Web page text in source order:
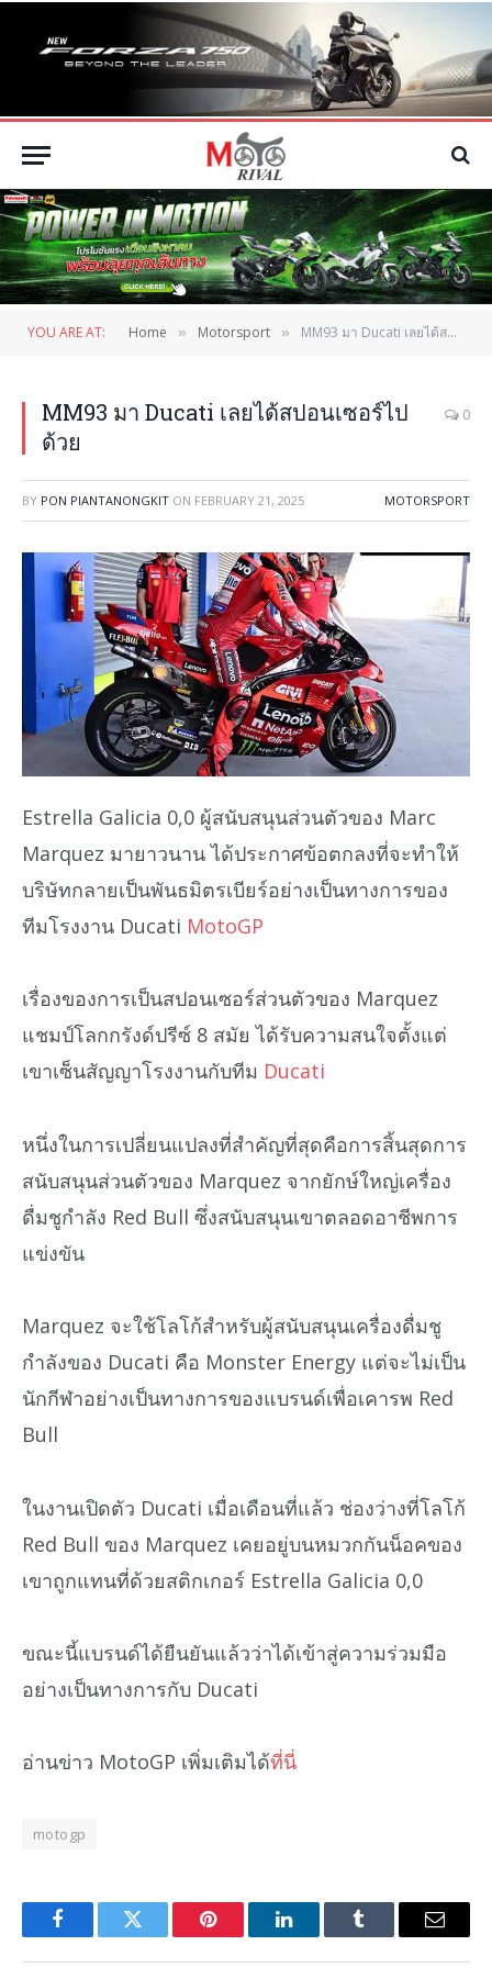
YOU ARE AT: Home » Motorsport » MM93 มา Ducati เลยได้สปอนเซอร์ไปด้วย
MM93 มา Ducati เลยได้สปอนเซอร์ไป
ด้วย
0
BY PON PIANTANONGKIT ON FEBRUARY 21, 2025 MOTORSPORT
Estrella Galicia 0,0 ผู้สนับสนุนส่วนตัวของ Marc
Marquez มายาวนาน ได้ประกาศข้อตกลงที่จะทำให้
บริษัทกลายเป็นพันธมิตรเบียร์อย่างเป็นทางการของ
ทีมโรงงาน Ducati MotoGP
เรื่องของการเป็นสปอนเซอร์ส่วนตัวของ Marquez
แชมป์โลกกรังด์ปรีซ์ 8 สมัย ได้รับความสนใจตั้งแต่
เขาเซ็นสัญญาโรงงานกับทีม Ducati
หนึ่งในการเปลี่ยนแปลงที่สำคัญที่สุดคือการสิ้นสุดการ
สนับสนุนส่วนตัวของ Marquez จากยักษ์ใหญ่เครื่อง
ดื่มชูกำลัง Red Bull ซึ่งสนับสนุนเขาตลอดอาชีพการ
แข่งขัน
Marquez จะใช้โลโก้สำหรับผู้สนับสนุนเครื่องดื่มชู
กำลังของ Ducati คือ Monster Energy แต่จะไม่เป็น
นักกีฬาอย่างเป็นทางการของแบรนด์เพื่อเคารพ Red
Bull
ในงานเปิดตัว Ducati เมื่อเดือนที่แล้ว ช่องว่างที่โลโก้
Red Bull ของ Marquez เคยอยู่บนหมวกกันน็อคของ
เขาถูกแทนที่ด้วยสติกเกอร์ Estrella Galicia 0,0
ขณะนี้แบรนด์ได้ยืนยันแล้วว่าได้เข้าสู่ความร่วมมือ
อย่างเป็นทางการกับ Ducati
อ่านข่าว MotoGP เพิ่มเติมได้ที่นี่
motogp
FacebookTwitter Pinterest LinkedInTumblr Email